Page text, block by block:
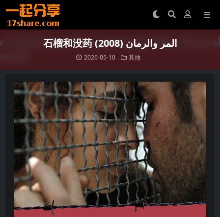
石榴和没药 المر والرمان (2008)
2026-05-10 其他